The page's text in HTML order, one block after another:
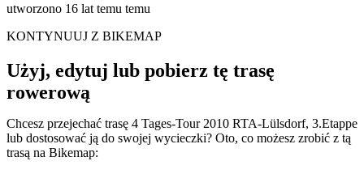
utworzono 16 lat temu temu
KONTYNUUJ Z BIKEMAP
Użyj, edytuj lub pobierz tę trasę
rowerową
Chcesz przejechać trasę 4 Tages-Tour 2010 RTA-Lülsdorf, 3.Etappe
lub dostosować ją do swojej wycieczki? Oto, co możesz zrobić z tą
trasą na Bikemap: